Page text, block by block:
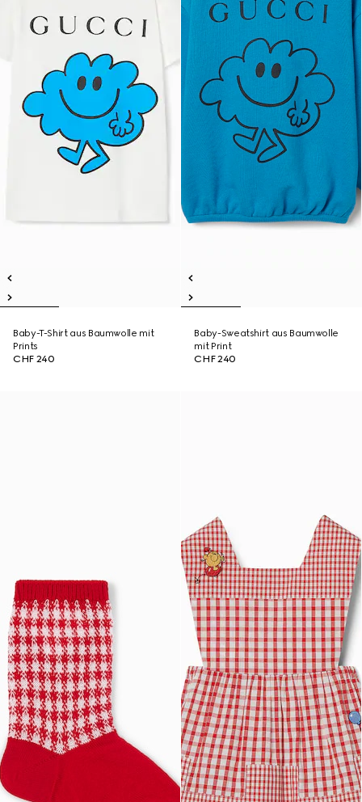
Baby-T-Shirt aus Baumwolle mit
Prints
CHF 240
Baby-Sweatshirt aus Baumwolle
mit Print
CHF 240